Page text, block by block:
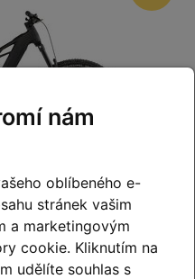
,XL - 22"
Hybrid ONE44 HPC
nám
oblíbeného e-
stránek vašim
a marketingovým
cookie. Kliknutím na
udělíte souhlas s